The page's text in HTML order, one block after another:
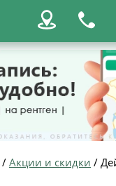
/ Акции и скидки /